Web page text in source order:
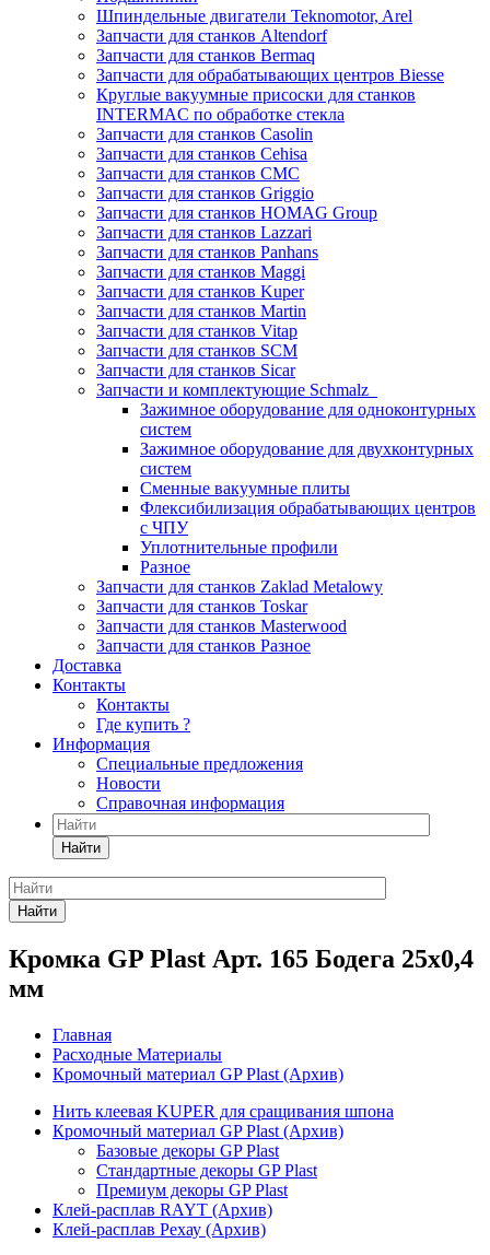
Шпиндельные двигатели Teknomotor, Arel
Запчасти для станков Altendorf
Запчасти для станков Bermaq
Запчасти для обрабатывающих центров Biesse
Круглые вакуумные присоски для станков
INTERMAC по обработке стекла
Запчасти для станков Casolin
Запчасти для станков Cehisa
Запчасти для станков CMC
Запчасти для станков Griggio
Запчасти для станков HOMAG Group
Запчасти для станков Lazzari
Запчасти для станков Panhans
Запчасти для станков Maggi
Запчасти для станков Kuper
Запчасти для станков Martin
Запчасти для станков Vitap
Запчасти для станков SCM
Запчасти для станков Sicar
Запчасти и комплектующие Schmalz
Зажимное оборудование для одноконтурных
систем
Зажимное оборудование для двухконтурных
систем
Сменные вакуумные плиты
Флексибилизация обрабатывающих центров
с ЧПУ
Уплотнительные профили
Разное
Запчасти для станков Zaklad Metalowy
Запчасти для станков Toskar
Запчасти для станков Masterwood
Запчасти для станков Разное
Доставка
Контакты
Контакты
Где купить ?
Информация
Специальные предложения
Новости
Справочная информация
Найти
Найти
Кромка GP Plast Арт. 165 Бодега 25x0,4
мм
Главная
Расходные Материалы
Кромочный материал GP Plast (Архив)
Нить клеевая KUPER для сращивания шпона
Кромочный материал GP Plast (Архив)
Базовые декоры GP Plast
Стандартные декоры GP Plast
Премиум декоры GP Plast
Клей-расплав RAYT (Архив)
Клей-расплав Рехау (Архив)